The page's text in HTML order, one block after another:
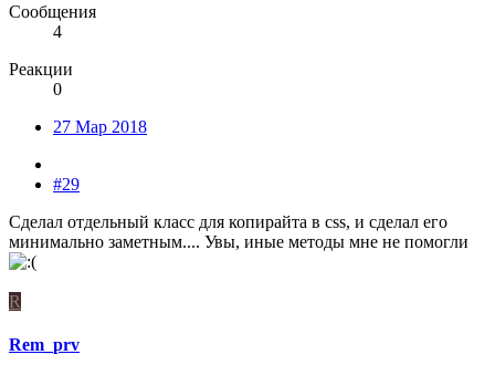
Сообщения
4
Реакции
0
27 Мар 2018
#29
Сделал отдельный класс для копирайта в css, и сделал его
минимально заметным.... Увы, иные методы мне не помогли
R
Rem_prv